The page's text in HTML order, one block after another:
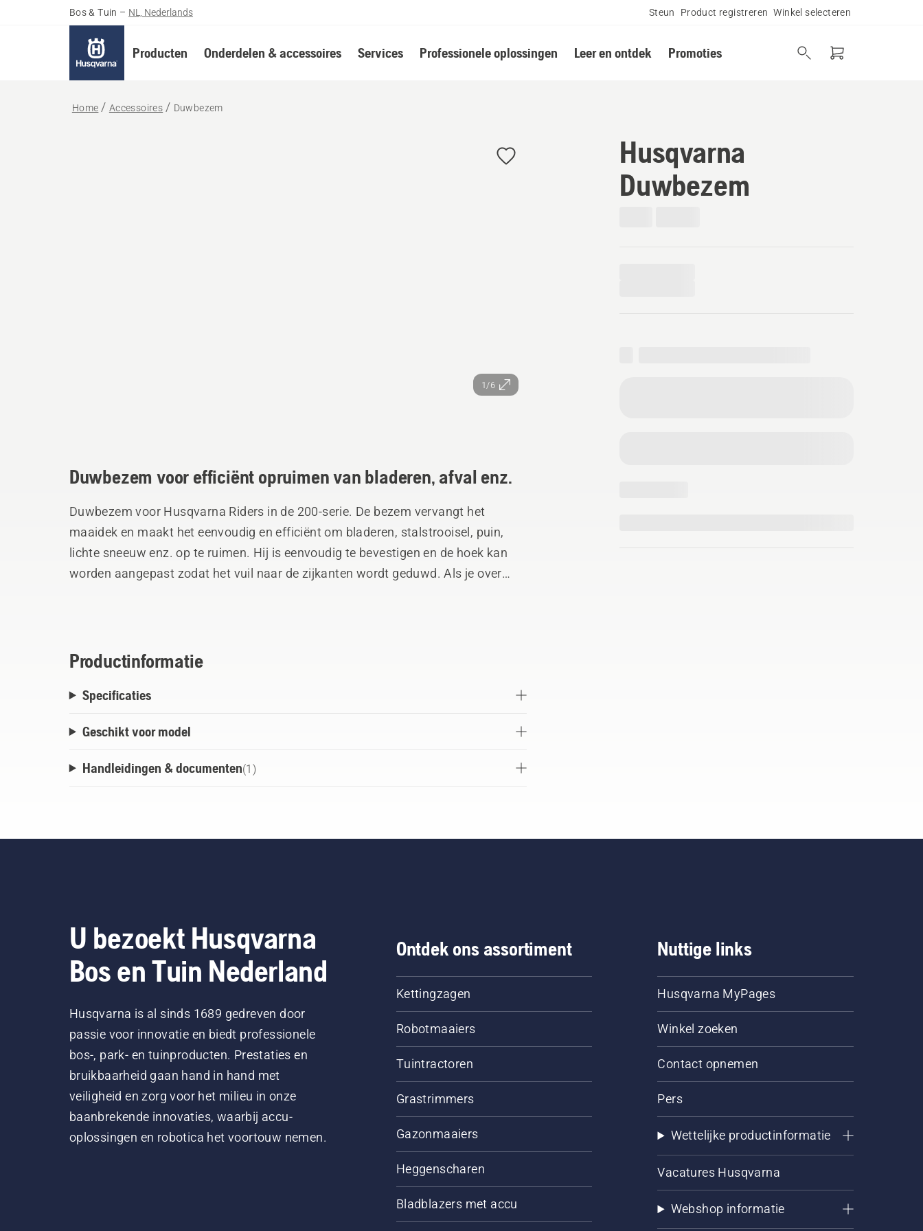
Bos & Tuin – NL, Nederlands Steun Product registreren Winkel selecteren
Producten Onderdelen & accessoires Services Professionele oplossingen Leer en ontdek Promoties
Home Accessoires Duwbezem
1/6
Husqvarna
Duwbezem
Duwbezem voor efficiënt opruimen van bladeren, afval enz.
Duwbezem voor Husqvarna Riders in de 200-serie. De bezem vervangt het
maaidek en maakt het eenvoudig en efficiënt om bladeren, stalstrooisel, puin,
lichte sneeuw enz. op te ruimen. Hij is eenvoudig te bevestigen en de hoek kan
worden aangepast zodat het vuil naar de zijkanten wordt geduwd. Als je over
Productinformatie
Specificaties
Geschikt voor model
Handleidingen & documenten(1 )
U bezoekt Husqvarna
Bos en Tuin Nederland
Husqvarna is al sinds 1689 gedreven door
passie voor innovatie en biedt professionele
bos-, park- en tuinproducten. Prestaties en
bruikbaarheid gaan hand in hand met
veiligheid en zorg voor het milieu in onze
baanbrekende innovaties, waarbij accu-
oplossingen en robotica het voortouw nemen.
Ontdek ons assortiment
Kettingzagen
Robotmaaiers
Tuintractoren
Grastrimmers
Gazonmaaiers
Heggenscharen
Bladblazers met accu
Nuttige links
Husqvarna MyPages
Winkel zoeken
Contact opnemen
Pers
Wettelijke productinformatie
Vacatures Husqvarna
Webshop informatie